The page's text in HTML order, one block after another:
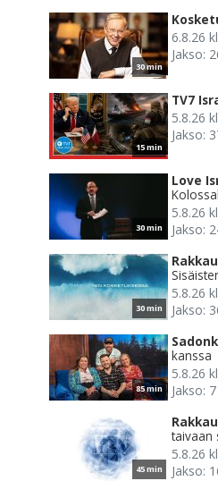
30 min
6.8.26
Jakso:
15 min
TV7
5.8.26
Jakso:
30 min
Love
5.8.26
Jakso:
30 min
5.8.26
Jakso:
85 min
kanssa
5.8.26
Jakso: 7
45 min
taivaan
5.8.26
Jakso: